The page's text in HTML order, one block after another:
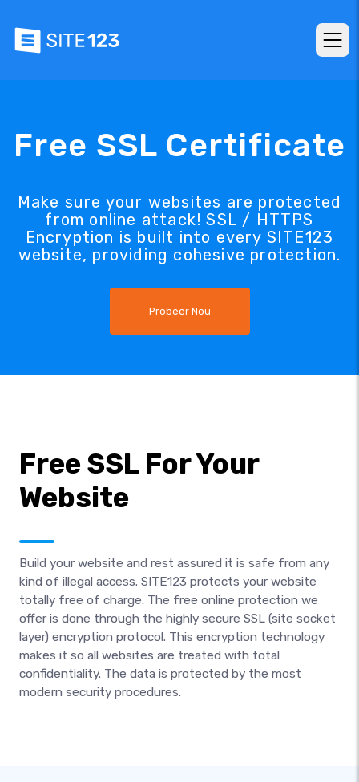
Free SSL Certificate
Make sure your websites are protected
from online attack! SSL / HTTPS
Encryption is built into every SITE123
website, providing cohesive protection.
Probeer Nou
Free SSL For Your
Website
Build your website and rest assured it is safe from any
kind of illegal access. SITE123 protects your website
totally free of charge. The free online protection we
offer is done through the highly secure SSL (site socket
layer) encryption protocol. This encryption technology
makes it so all websites are treated with total
confidentiality. The data is protected by the most
modern security procedures.